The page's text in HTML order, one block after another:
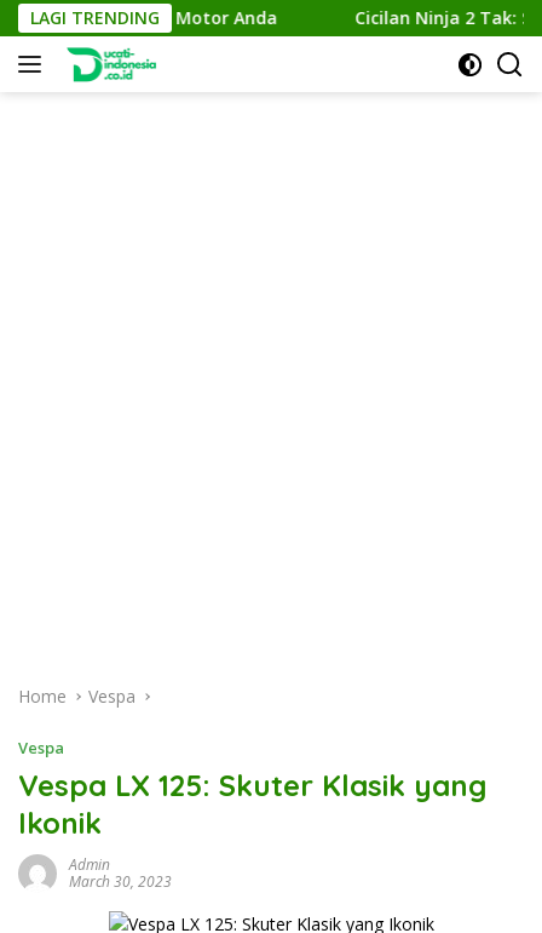
Skip
to
content
LAGI TRENDING
Performa Motor Anda Cicilan Ninja 2 Tak:
Home Vespa
Vespa
Vespa LX 125: Skuter Klasik yang
Ikonik
Admin
March 30, 2023